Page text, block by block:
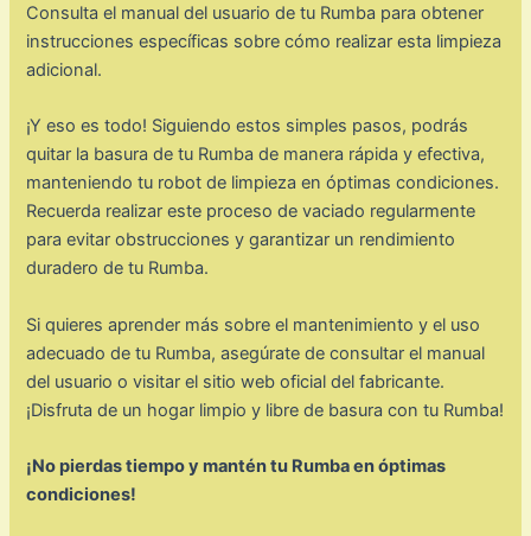
Consulta el manual del usuario de tu Rumba para obtener
instrucciones específicas sobre cómo realizar esta limpieza
adicional.
¡Y eso es todo! Siguiendo estos simples pasos, podrás
quitar la basura de tu Rumba de manera rápida y efectiva,
manteniendo tu robot de limpieza en óptimas condiciones.
Recuerda realizar este proceso de vaciado regularmente
para evitar obstrucciones y garantizar un rendimiento
duradero de tu Rumba.
Si quieres aprender más sobre el mantenimiento y el uso
adecuado de tu Rumba, asegúrate de consultar el manual
del usuario o visitar el sitio web oficial del fabricante.
¡Disfruta de un hogar limpio y libre de basura con tu Rumba!
¡No pierdas tiempo y mantén tu Rumba en óptimas
condiciones!